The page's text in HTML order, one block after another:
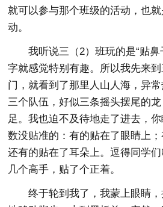
就可以参与那个班级的活动，也
动。
我听说三（2）班玩的是“贴
字就感觉特别有趣。所以我先来
门，就看到了那里人山人海，异
三个队伍，好似三条摇头摆尾的
足。我也迫不及待地走了进去，
数没贴准的：有的贴在了眼睛上；
还有的贴在了耳朵上。逗得同学
几个高手，贴了个正着。
终于轮到我了，我蒙上眼睛